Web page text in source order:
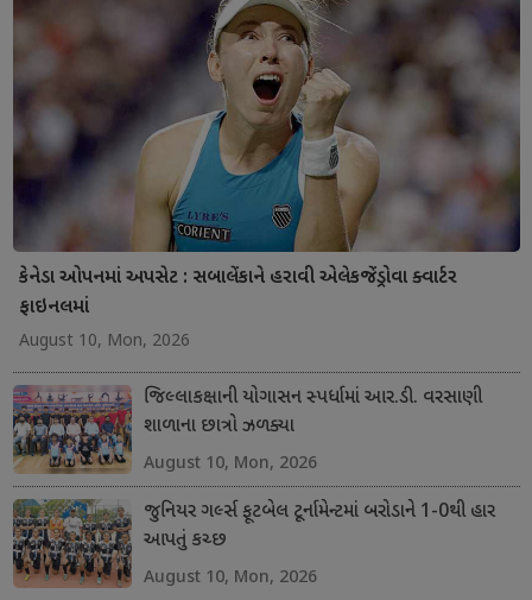
કેનેડા ઓપનમાં અપસેટ : સબાલેંકાને હરાવી એલેકજેંડ્રોવા ક્વાર્ટર
ફાઇનલમાં
August 10, Mon, 2026
જિલ્લાકક્ષાની યોગાસન સ્પર્ધામાં આર.ડી. વરસાણી
શાળાના છાત્રો ઝળક્યા
August 10, Mon, 2026
જુનિયર ગર્લ્સ ફૂટબેલ ટૂર્નામેન્ટમાં બરોડાને 1-0થી હાર
આપતું કચ્છ
August 10, Mon, 2026